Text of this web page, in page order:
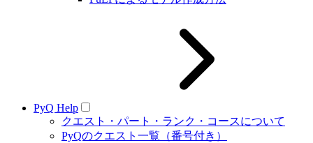
PyQ Help
クエスト・パート・ランク・コースについて
PyQのクエスト一覧（番号付き）